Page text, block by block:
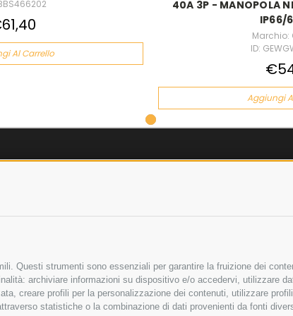
Questi strumenti sono essenziali per garantire la fruizione dei
archiviare informazioni su dispositivo e/o accedervi, utilizzare
creare profili per la personalizzazione dei contenuti, utilizzare
statistiche o la combinazione di dati provenienti da fonti
Al Carrello
40A 3P - MANOPOLA
IP66/
Marchio:
ID:
Aggiungi
Bonifico